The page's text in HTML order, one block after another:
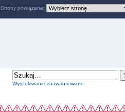
Wyszukiwanie zaawansowane
Strony powiązane: